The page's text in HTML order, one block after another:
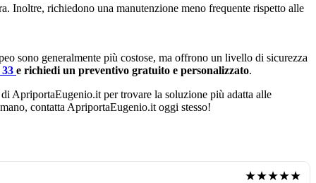
Inoltre, richiedono una manutenzione meno frequente rispetto alle
sono generalmente più costose, ma offrono un livello di sicurezza
33 e richiedi un preventivo gratuito e personalizzato.
ApriportaEugenio.it per trovare la soluzione più adatta alle
contatta ApriportaEugenio.it oggi stesso!
★★★★★